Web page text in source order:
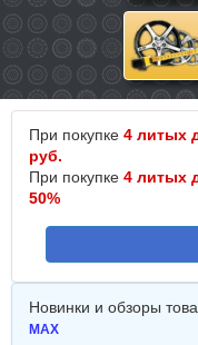
При покупке 4 литых
руб.
При покупке 4 литых
50%
Новинки и обзоры
MAX